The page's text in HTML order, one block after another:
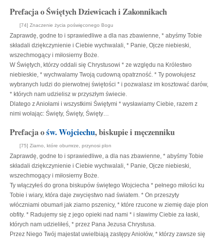
Prefacja o Świętych Dziewicach i Zakonnikach
[74] Znaczenie życia poświęconego Bogu
Zaprawdę, godne to i sprawiedliwe a dla nas zbawienne, * abyśmy Tobie
składali dziękczynienie i Ciebie wychwalali, * Panie, Ojcze niebieski,
wszechmogący i miłosierny Boże.
W Świętych, którzy oddali się Chrystusowi * ze względu na Królestwo
niebieskie, * wychwalamy Twoją cudowną opatrzność. * Ty powołujesz
wybranych ludzi do pierwotnej świętości * i pozwalasz im kosztować darów,
* których nam udzielisz w przyszłym świecie.
Dlatego z Aniołami i wszystkimi Świętymi * wysławiamy Ciebie, razem z
nimi wołając: Święty, Święty, Święty…
Prefacja ośw. Wojciechu, biskupie i męczenniku
[75] Ziarno, które obumrze, przynosi plon
Zaprawdę, godne to i sprawiedliwe, a dla nas zbawienne, * abyśmy Tobie
składali dziękczynienie i Ciebie wychwalali, * Panie, Ojcze niebieski,
wszechmogący i miłosierny Boże.
Ty włączyłeś do grona biskupów świętego Wojciecha * pełnego miłości ku
Tobie i wiary, która daje zwycięstwo nad światem. * On przeszyty
włóczniami obumarł jak ziarno pszenicy, * które rzucone w ziemię daje plon
obfity. * Radujemy się z jego opieki nad nami * i sławimy Ciebie za łaski,
których nam udzieliłeś, * przez Pana Jezusa Chrystusa.
Przez Niego Twój majestat uwielbiają zastępy Aniołów, * którzy zawsze się